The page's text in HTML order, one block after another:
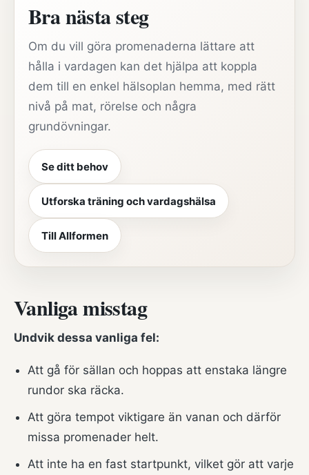
Bra nästa steg
Om du vill göra promenaderna lättare att
hålla i vardagen kan det hjälpa att koppla
dem till en enkel hälsoplan hemma, med rätt
nivå på mat, rörelse och några
grundövningar.
Se ditt behov
Utforska träning och vardagshälsa
Till Allformen
Vanliga misstag
Undvik dessa vanliga fel:
Att gå för sällan och hoppas att enstaka längre
rundor ska räcka.
Att göra tempot viktigare än vanan och därför
missa promenader helt.
Att inte ha en fast startpunkt, vilket gör att varje